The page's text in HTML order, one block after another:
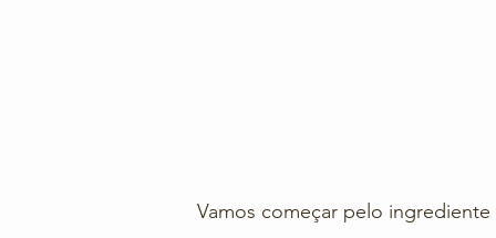
Vamos começar pelo ingrediente